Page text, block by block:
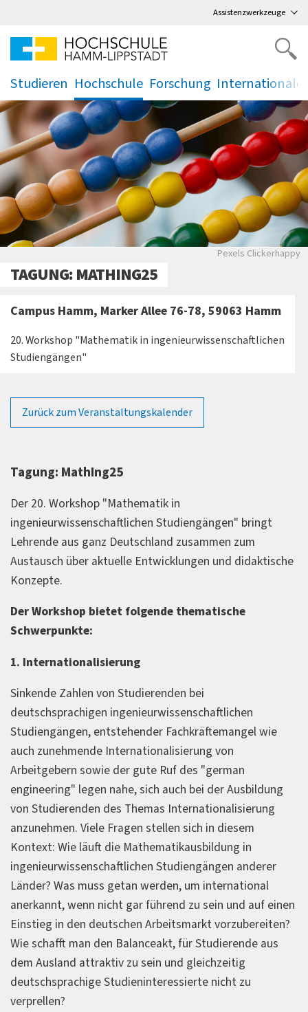
Assistenzwerkzeuge
Studieren
.
Hochschule
.
Forschung
. .
Pexels Clickerhappy
TAGUNG: MATHING25
Campus Hamm, Marker Allee 76-78, 59063 Hamm
20. Workshop "Mathematik in ingenieurwissenschaftlichen
Studiengängen"
Zurück zum Veranstaltungskalender
Tagung: MathIng25
Der 20. Workshop "Mathematik in
ingenieurwissenschaftlichen Studiengängen" bringt
Lehrende aus ganz Deutschland zusammen zum
Austausch über aktuelle Entwicklungen und didaktische
Konzepte.
Der Workshop bietet folgende thematische
Schwerpunkte:
1. Internationalisierung
Sinkende Zahlen von Studierenden bei
deutschsprachigen ingenieurwissenschaftlichen
Studiengängen, entstehender Fachkräftemangel wie
auch zunehmende Internationalisierung von
Arbeitgebern sowie der gute Ruf des "german
engineering" legen nahe, sich auch bei der Ausbildung
von Studierenden des Themas Internationalisierung
anzunehmen. Viele Fragen stellen sich in diesem
Kontext: Wie läuft die Mathematikausbildung in
ingenieurwissenschaftlichen Studiengängen anderer
Länder? Was muss getan werden, um international
anerkannt, wenn nicht gar führend zu sein und auf einen
Einstieg in den deutschen Arbeitsmarkt vorzubereiten?
Wie schafft man den Balanceakt, für Studierende aus
dem Ausland attraktiv zu sein und gleichzeitig
deutschsprachige Studieninteressierte nicht zu
verprellen?